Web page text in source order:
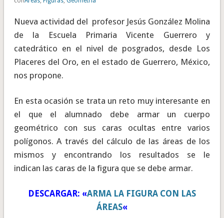
Nueva actividad del profesor Jesús González Molina
de la Escuela Primaria Vicente Guerrero y
catedrático en el nivel de posgrados, desde Los
Placeres del Oro, en el estado de Guerrero, México,
nos propone.
En esta ocasión se trata un reto muy interesante en
el que el alumnado debe armar un cuerpo
geométrico con sus caras ocultas entre varios
polígonos. A través del cálculo de las áreas de los
mismos y encontrando los resultados se le
indican las caras de la figura que se debe armar.
DESCARGAR: «ARMA LA FIGURA CON LAS
ÁREAS«